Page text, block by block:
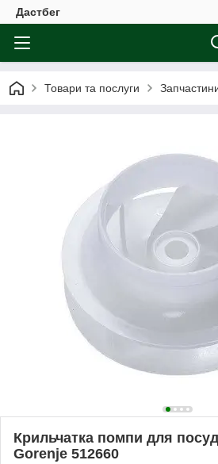
Дастбег
Товари та послуги
Крильчатка помпи для
Gorenje 512660